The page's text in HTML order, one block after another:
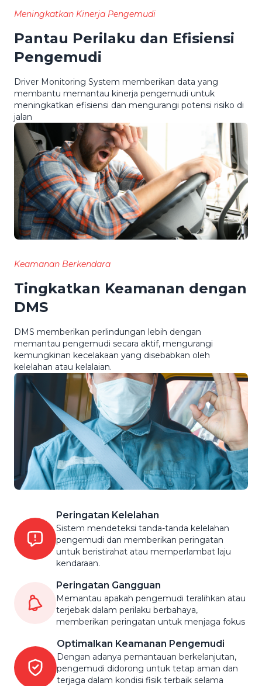
Meningkatkan Kinerja Pengemudi
Pantau Perilaku dan Efisiensi
Pengemudi
Driver Monitoring System memberikan data yang
membantu memantau kinerja pengemudi untuk
meningkatkan efisiensi dan mengurangi potensi risiko di
jalan
Keamanan Berkendara
Tingkatkan Keamanan dengan
DMS
DMS memberikan perlindungan lebih dengan
memantau pengemudi secara aktif, mengurangi
kemungkinan kecelakaan yang disebabkan oleh
kelelahan atau kelalaian.
Peringatan Kelelahan
Sistem mendeteksi tanda-tanda kelelahan
pengemudi dan memberikan peringatan
untuk beristirahat atau memperlambat laju
kendaraan.
Peringatan Gangguan
Memantau apakah pengemudi teralihkan atau
terjebak dalam perilaku berbahaya,
memberikan peringatan untuk menjaga fokus
Optimalkan Keamanan Pengemudi
Dengan adanya pemantauan berkelanjutan,
pengemudi didorong untuk tetap aman dan
terjaga dalam kondisi fisik terbaik selama